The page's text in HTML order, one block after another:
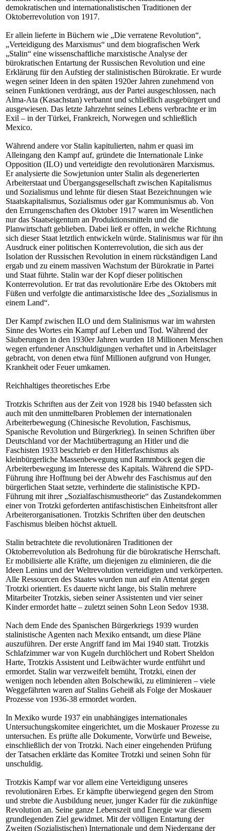
demokratischen und internationalistischen Traditionen der
Oktoberrevolution von 1917.
Er allein lieferte in Büchern wie „Die verratene Revolution“,
„Verteidigung des Marxismus“ und dem biografischen Werk
„Stalin“ eine wissenschaftliche marxistische Analyse der
bürokratischen Entartung der Russischen Revolution und eine
Erklärung für den Aufstieg der stalinistischen Bürokratie. Er wurde
wegen seiner Ideen in den späten 1920er Jahren zunehmend von
seinen Funktionen verdrängt, aus der Partei ausgeschlossen, nach
Alma-Ata (Kasachstan) verbannt und schließlich ausgebürgert und
ausgewiesen. Das letzte Jahrzehnt seines Lebens verbrachte er im
Exil – in der Türkei, Frankreich, Norwegen und schließlich
Mexico.
Während andere vor Stalin kapitulierten, nahm er quasi im
Alleingang den Kampf auf, gründete die Internationale Linke
Opposition (ILO) und verteidigte den revolutionären Marxismus.
Er analysierte die Sowjetunion unter Stalin als degenerierten
Arbeiterstaat und Übergangsgesellschaft zwischen Kapitalismus
und Sozialismus und lehnte für diesen Staat Bezeichnungen wie
Staatskapitalismus, Sozialismus oder gar Kommunismus ab. Von
den Errungenschaften des Oktober 1917 waren im Wesentlichen
nur das Staatseigentum an Produktionsmitteln und die
Planwirtschaft geblieben. Dabei ließ er offen, in welche Richtung
sich dieser Staat letztlich entwickeln würde. Stalinismus war für ihn
Ausdruck einer politischen Konterrevolution, die sich aus der
Isolation der Russischen Revolution in einem rückständigen Land
ergab und zu einem massiven Wachstum der Bürokratie in Partei
und Staat führte. Stalin war der Kopf dieser politischen
Konterrevolution. Er trat das revolutionäre Erbe des Oktobers mit
Füßen und verfolgte die antimarxistische Idee des „Sozialismus in
einem Land“.
Der Kampf zwischen ILO und dem Stalinismus war im wahrsten
Sinne des Wortes ein Kampf auf Leben und Tod. Während der
Säuberungen in den 1930er Jahren wurden 18 Millionen Menschen
wegen erfundener Anschuldigungen verhaftet und in Arbeitslager
gebracht, von denen etwa fünf Millionen aufgrund von Hunger,
Krankheit oder Feuer umkamen.
Reichhaltiges theoretisches Erbe
Trotzkis Schriften aus der Zeit von 1928 bis 1940 befassten sich
auch mit den unmittelbaren Problemen der internationalen
Arbeiterbewegung (Chinesische Revolution, Faschismus,
Spanische Revolution und Bürgerkrieg). In seinen Schriften über
Deutschland vor der Machtübertragung an Hitler und die
Faschisten 1933 beschrieb er den Hitlerfaschismus als
kleinbürgerliche Massenbewegung und Rammbock gegen die
Arbeiterbewegung im Interesse des Kapitals. Während die SPD-
Führung ihre Hoffnung bei der Abwehr des Faschismus auf den
bürgerlichen Staat setzte, verhinderte die stalinistische KPD-
Führung mit ihrer „Sozialfaschismustheorie“ das Zustandekommen
einer von Trotzki geforderten antifaschistischen Einheitsfront aller
Arbeiterorganisationen. Trotzkis Schriften über den deutschen
Faschismus bleiben höchst aktuell.
Stalin betrachtete die revolutionären Traditionen der
Oktoberrevolution als Bedrohung für die bürokratische Herrschaft.
Er mobilisierte alle Kräfte, um diejenigen zu eliminieren, die die
Ideen Lenins und der Weltrevolution verteidigten und verkörperten.
Alle Ressourcen des Staates wurden nun auf ein Attentat gegen
Trotzki orientiert. Es dauerte nicht lange, bis Stalin mehrere
Mitarbeiter Trotzkis, sieben seiner Assistenten und vier seiner
Kinder ermordet hatte – zuletzt seinen Sohn Leon Sedov 1938.
Nach dem Ende des Spanischen Bürgerkriegs 1939 wurden
stalinistische Agenten nach Mexiko entsandt, um diese Pläne
auszuführen. Der erste Angriff fand im Mai 1940 statt. Trotzkis
Schlafzimmer war von Kugeln durchlöchert und Robert Sheldon
Harte, Trotzkis Assistent und Leibwächter wurde entführt und
ermordet. Stalin war verzweifelt bemüht, Trotzki, einen der
wenigen noch lebenden alten Bolschewiki, zu eliminieren – viele
Weggefährten waren auf Stalins Geheiß als Folge der Moskauer
Prozesse von 1936-38 ermordet worden.
In Mexiko wurde 1937 ein unabhängiges internationales
Untersuchungskomitee eingerichtet, um die Moskauer Prozesse zu
untersuchen. Es prüfte alle Dokumente, Vorwürfe und Beweise,
einschließlich der von Trotzki. Nach einer eingehenden Prüfung
der Tatsachen erklärte das Komitee Trotzki und seinen Sohn für
unschuldig.
Trotzkis Kampf war vor allem eine Verteidigung unseres
revolutionären Erbes. Er kämpfte überwiegend gegen den Strom
und strebte die Ausbildung neuer, junger Kader für die zukünftige
Revolution an. Seine ganze Lebenszeit und Energie war diesem
grundlegenden Ziel gewidmet. Mit der völligen Entartung der
Zweiten (Sozialistischen) Internationale und dem Niedergang der